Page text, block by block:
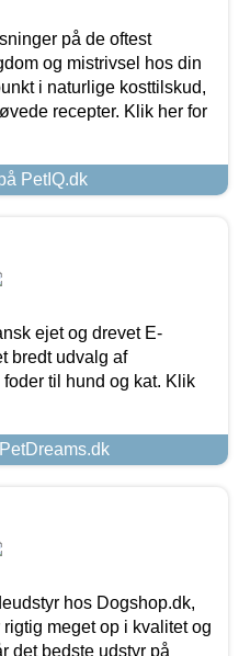
på de oftest
og mistrivsel hos din
i naturlige kosttilskud,
recepter. Klik her for
PetIQ.dk
ejet og drevet E-
bredt udvalg af
til hund og kat. Klik
hos Dogshop.dk,
meget op i kvalitet og
det bedste udstyr på